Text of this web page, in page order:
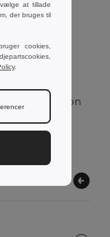
cut, in
carded cotton
on
at tillade
der bruges til
cookies,
.